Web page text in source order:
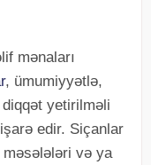
mənaları
, ümumiyyətlə,
diqqət yetirilməli
edir. Siçanlar
və ya